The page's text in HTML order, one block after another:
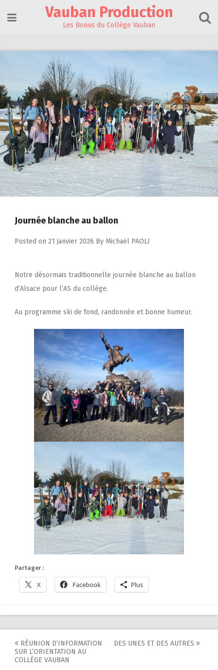
content
Vauban Production
Les Bonus du Collège Vauban
Journée blanche au ballon
Posted on 21 janvier 2026 By Michaël PAOLI
Notre désormais traditionnelle journée blanche au ballon
d’Alsace pour l’AS du collège.
Au programme ski de fond, randonnée et bonne humeur.
Partager :
X Facebook Plus
Post
navigation
RÉUNION D’INFORMATION
SUR L’ORIENTATION AU
COLLÈGE VAUBAN
DES UNES ET DES AUTRES